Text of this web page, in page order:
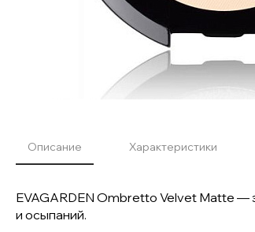
Описание Характеристики
EVAGARDEN Ombretto Velvet Matte —
и осыпаний.